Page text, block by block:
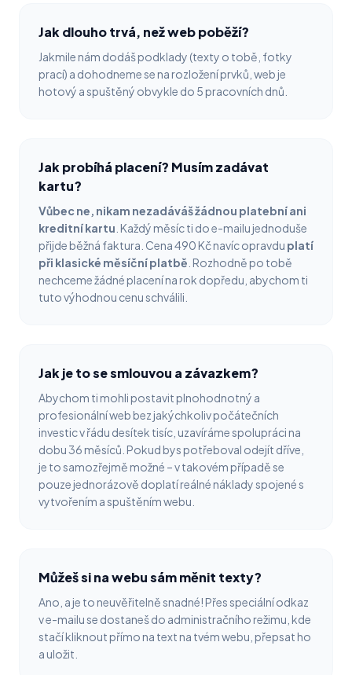
Jak dlouho trvá, než web poběží?
Jakmile nám dodáš podklady (texty o tobě, fotky
prací) a dohodneme se na rozložení prvků, web je
hotový a spuštěný obvykle do 5 pracovních dnů.
Jak probíhá placení? Musím zadávat
kartu?
Vůbec ne, nikam nezadáváš žádnou platební ani
kreditní kartu . Každý měsíc ti do e-mailu jednoduše
přijde běžná faktura. Cena 490 Kč navíc opravdu platí
při klasické měsíční platbě . Rozhodně po tobě
nechceme žádné placení na rok dopředu, abychom ti
tuto výhodnou cenu schválili.
Jak je to se smlouvou a závazkem?
Abychom ti mohli postavit plnohodnotný a
profesionální web bez jakýchkoliv počátečních
investic v řádu desítek tisíc, uzavíráme spolupráci na
dobu 36 měsíců. Pokud bys potřeboval odejít dříve,
je to samozřejmě možné – v takovém případě se
pouze jednorázově doplatí reálné náklady spojené s
vytvořením a spuštěním webu.
Můžeš si na webu sám měnit texty?
Ano, a je to neuvěřitelně snadné! Přes speciální odkaz
v e-mailu se dostaneš do administračního režimu, kde
stačí kliknout přímo na text na tvém webu, přepsat ho
a uložit.